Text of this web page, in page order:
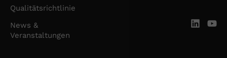
Qualitätsrichtlinie
News &
Veranstaltungen